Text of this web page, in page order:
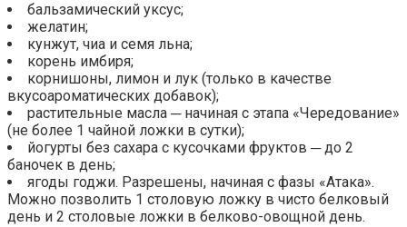
бальзамический уксус;
желатин;
кунжут, чиа и семя льна;
корень имбиря;
корнишоны, лимон и лук (только в качестве
вкусоароматических добавок);
растительные масла ─ начиная с этапа «Чередование»
(не более 1 чайной ложки в сутки);
йогурты без сахара с кусочками фруктов ─ до 2
баночек в день;
ягоды годжи. Разрешены, начиная с фазы «Атака».
Можно позволить 1 столовую ложку в чисто белковый
день и 2 столовые ложки в белково-овощной день.